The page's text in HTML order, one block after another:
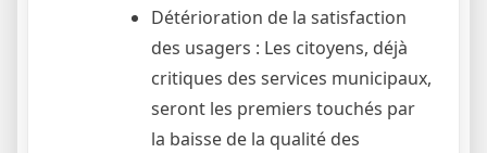
Détérioration de la satisfaction
des usagers : Les citoyens, déjà
critiques des services municipaux,
seront les premiers touchés par
la baisse de la qualité des